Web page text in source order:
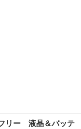
リー 液晶＆バッテ